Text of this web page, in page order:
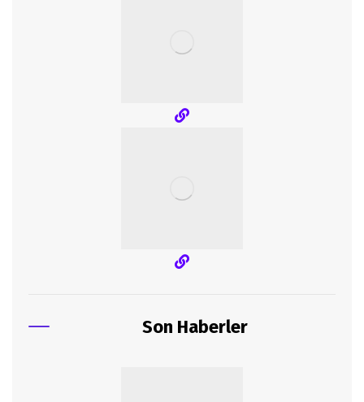
Son Haberler